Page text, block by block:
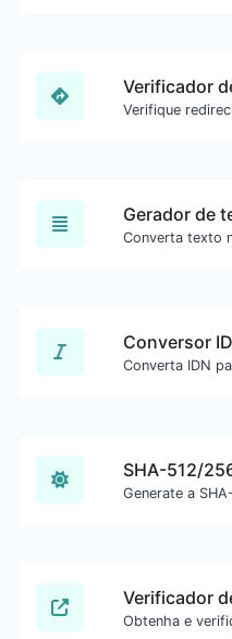
Gerador de
SHA-512/
Verificador